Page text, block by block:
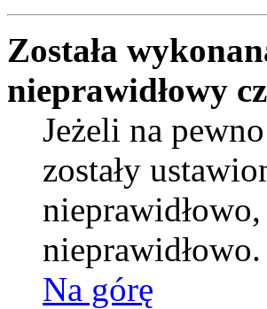
Została
nieprawidłowy
Jeżeli na
zostały
Na górę